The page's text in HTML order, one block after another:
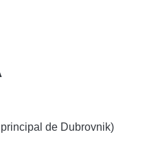
de Dubrovnik)